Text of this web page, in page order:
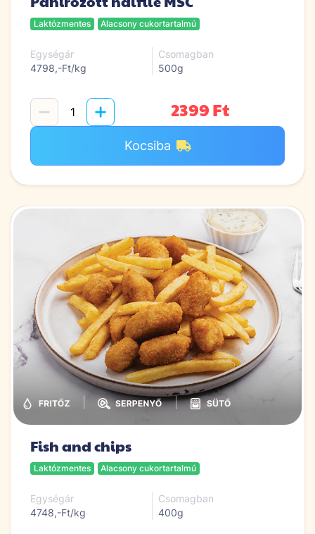
Laktózmentes Alacsony cukortartalmú
Egységár
4798,-Ft/kg
Csomagban
500g
2399 Ft
Kocsiba
|
Fish and chips
Laktózmentes Alacsony cukortartalmú
Egységár
4748,-Ft/kg
Csomagban
400g